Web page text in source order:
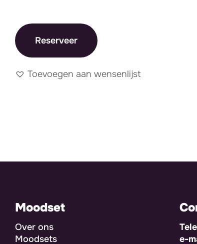
Reserveer
Toevoegen aan wensenlijst
Moodset
Over ons
Moodsets
e-